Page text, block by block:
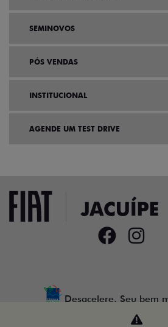
SEMINOVOS
PÓS VENDAS
INSTITUCIONAL
AGENDE UM TEST DRIVE
Desacelere. Seu bem